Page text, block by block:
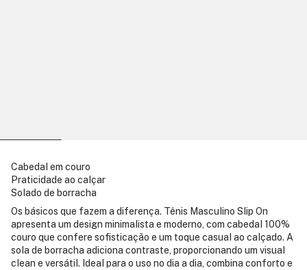
Cabedal em couro
Praticidade ao calçar
Solado de borracha
Os básicos que fazem a diferença. Tênis Masculino Slip On
apresenta um design minimalista e moderno, com cabedal 100%
couro que confere sofisticação e um toque casual ao calçado. A
sola de borracha adiciona contraste, proporcionando um visual
clean e versátil. Ideal para o uso no dia a dia, combina conforto e